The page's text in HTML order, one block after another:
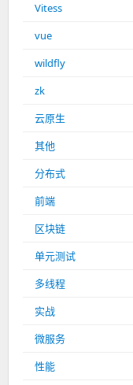
Vitess
vue
wildfly
zk
云原生
其他
分布式
前端
区块链
单元测试
多线程
实战
微服务
性能